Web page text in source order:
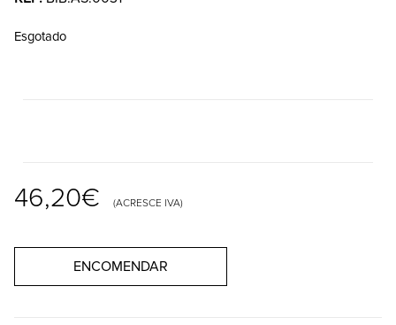
Esgotado
46,20€ (ACRESCE IVA)
ENCOMENDAR